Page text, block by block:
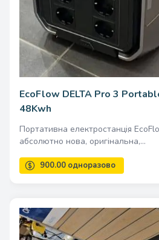
EcoFlow DELTA Pro 3
48Kwh
Портативна електростанція
абсолютно нова, оригінальна,...